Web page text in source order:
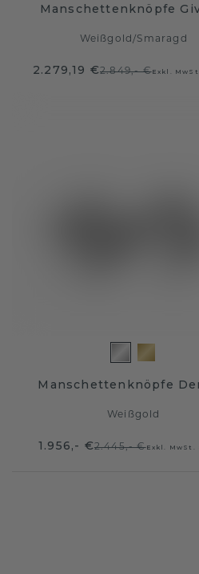
Manschettenknöpfe
Weißgold/Smaragd
2.279,19 €2.849,- €Exkl.
Manschettenknöpfe
Weißgold
1.956,- €2.445,- €Exkl. MwSt.